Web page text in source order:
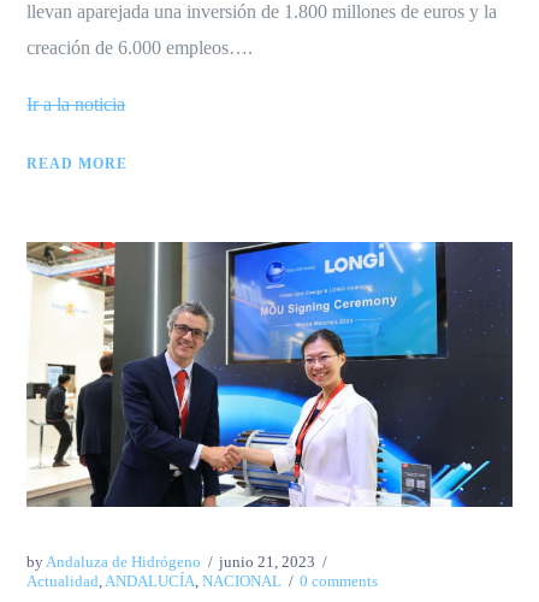
llevan aparejada una inversión de 1.800 millones de euros y la
creación de 6.000 empleos….
Ir a la noticia
READ MORE
byAndaluza de Hidrógeno
junio 21, 2023
Actualidad,ANDALUCÍA,NACIONAL 0 comments